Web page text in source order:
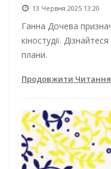
13 Червня 2025 13:20
Ганна Дочева
кіностудії.
плани.
Продовжити Читання